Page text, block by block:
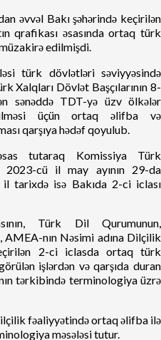
əvvəl Bakı şəhərində keçirilən
qrafikası əsasında ortaq türk
edilmişdi.
türk dövlətləri səviyyəsində
Xalqları Dövlət Başçılarının 8-
sənəddə TDT-yə üzv ölkələr
üçün ortaq əlifba və
qarşıya hədəf qoyulub.
əsas tutaraq Komissiya Türk
2023-cü il may ayının 29-da
tarixdə isə Bakıda 2-ci iclası
Türk Dil Qurumunun,
nın Nəsimi adına Dilçilik
2-ci iclasda ortaq türk
işlərdən və qarşıda duran
tərkibində terminologiya üzrə
fəaliyyətində ortaq əlifba ilə
məsələsi tutur.